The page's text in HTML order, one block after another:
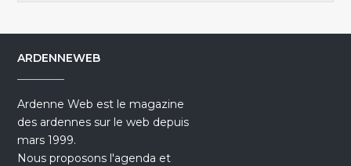
ARDENNEWEB
Ardenne Web est le magazine
des ardennes sur le web depuis
mars 1999.
Nous proposons l'agenda et